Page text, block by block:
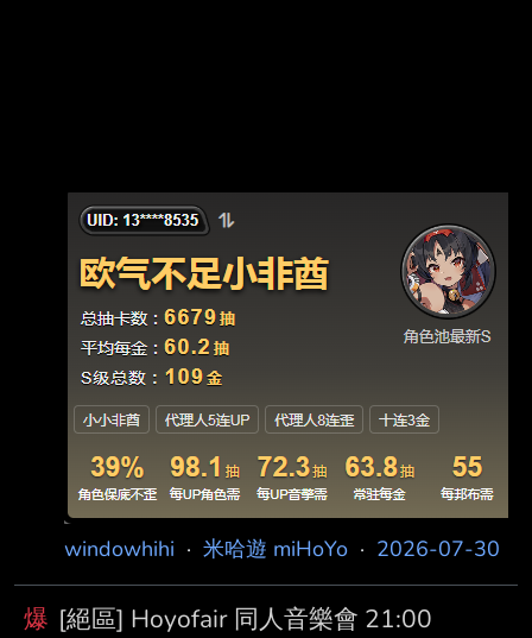
windowhihi · 米哈遊 miHoYo · 2026-07-30
爆 [絕區] Hoyofair 同人音樂會 21:00